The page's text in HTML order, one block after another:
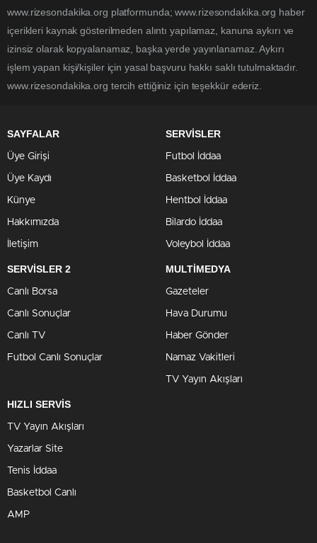
www.rizesondakika.org platformunda; www.rizesondakika.org haber
içerikleri kaynak gösterilmeden alıntı yapılamaz, kanuna aykırı ve
izinsiz olarak kopyalanamaz, başka yerde yayınlanamaz. Aykırı
işlem yapan kişi/kişiler için yasal başvuru hakkı saklı tutulmaktadır.
www.rizesondakika.org tercih ettiğiniz için teşekkür ederiz.
SAYFALAR
Üye Girişi
Üye Kaydı
Künye
Hakkımızda
İletişim
SERVİSLER
Futbol İddaa
Basketbol İddaa
Hentbol İddaa
Bilardo İddaa
Voleybol İddaa
SERVİSLER 2
Canlı Borsa
Canlı Sonuçlar
Canlı TV
Futbol Canlı Sonuçlar
MULTİMEDYA
Gazeteler
Hava Durumu
Haber Gönder
Namaz Vakitleri
TV Yayın Akışları
HIZLI SERVİS
TV Yayın Akışları
Yazarlar Site
Tenis İddaa
Basketbol Canlı
AMP